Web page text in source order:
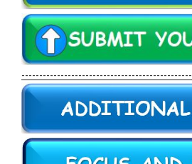
------------------------------------------------